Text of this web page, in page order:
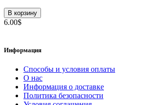
В корзину
6.00$
Информация
Способы и условия оплаты
О нас
Информация о доставке
Политика безопасности